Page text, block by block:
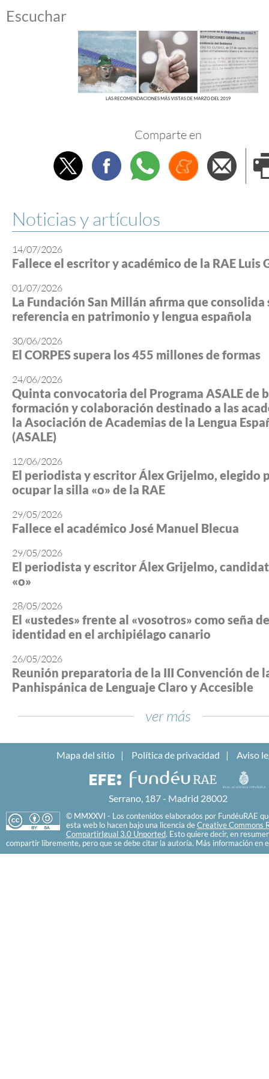
Escuchar
Comparte en
TwitterFacebookWhatsappMenéame
Noticias y artículos
14/07/2026
Fallece el escritor y académico de la RAE Luis
01/07/2026
La Fundación San Millán afirma que consolida
referencia en patrimonio y lengua española
30/06/2026
El CORPES supera los 455 millones de formas
24/06/2026
Quinta convocatoria del Programa ASALE de
formación y colaboración destinado a las
la Asociación de Academias de la Lengua
(ASALE)
12/06/2026
El periodista y escritor Álex Grijelmo, elegido
ocupar la silla «o» de la RAE
29/05/2026
Fallece el académico José Manuel Blecua
29/05/2026
El periodista y escritor Álex Grijelmo,
«o»
28/05/2026
El «ustedes» frente al «vosotros» como seña de
identidad en el archipiélago canario
26/05/2026
Reunión preparatoria de la III Convención de
Panhispánica de Lenguaje Claro y Accesible
ver más
Mapa del sitio Política de privacidad Aviso
Serrano, 187 - Madrid 28002
© MMXXVI - Los contenidos elaborados por FundéuRAE
esta web lo hacen bajo una licencia de Creative Commons
CompartirIgual 3.0 Unported. Esto quiere decir, en
compartir libremente, pero que se debe citar la autoría. Más información en